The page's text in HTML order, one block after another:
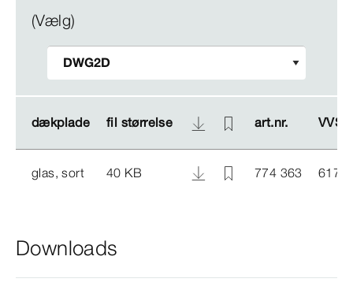
(Vælg)
dækplade fil størrelse art.nr. VVS-​
dækplade fil størrelse art.nr. VVS-​
glas, sort 40 KB 774 363
Downloads